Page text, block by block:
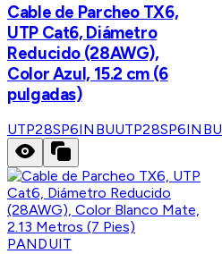
Cable de Parcheo TX6,
UTP Cat6, Diámetro
Reducido (28AWG),
Color Azul, 15.2 cm (6
pulgadas)
UTP28SP6INBUUTP28SP6INBU
PANDUIT